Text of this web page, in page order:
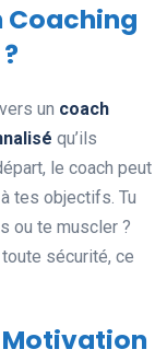
Coaching
un coach
qu’ils
le coach peut
tes objectifs. Tu
ou te muscler ?
sécurité, ce
Motivation